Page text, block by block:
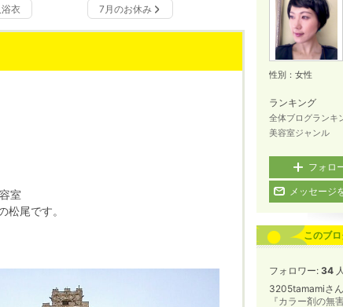
衣 7月のお休み
室
松尾です。
性別： 女性
ランキング
全体ブログランキ
美容室ジャンル
フォロ
メッセージ
このブ
フォロワー: 34 人
3205tamamiさん